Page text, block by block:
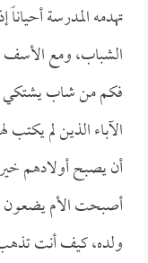
تهدمه المدرسة
الشباب، ومع الأسف
فكم من شاب يشتكي
الآباء الذين لم
أن يصبح أولادهم
أصبحت الأم يضعون
ولده، كيف أنت